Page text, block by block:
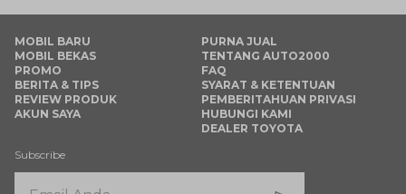
MOBIL BARU
MOBIL BEKAS
PROMO
BERITA & TIPS
REVIEW PRODUK
AKUN SAYA
PURNA JUAL
TENTANG AUTO2000
FAQ
SYARAT & KETENTUAN
PEMBERITAHUAN PRIVASI
HUBUNGI KAMI
DEALER TOYOTA
Subscribe